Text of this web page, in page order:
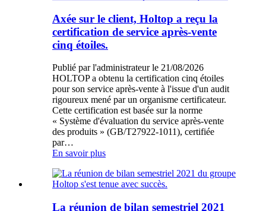
Axée sur le client, Holtop a reçu la
certification de service après-vente
cinq étoiles.
Publié par l'administrateur le 21/08/2026
HOLTOP a obtenu la certification cinq étoiles
pour son service après-vente à l'issue d'un audit
rigoureux mené par un organisme certificateur.
Cette certification est basée sur la norme
« Système d'évaluation du service après-vente
des produits » (GB/T27922-1011), certifiée
par…
En savoir plus
La réunion de bilan semestriel 2021